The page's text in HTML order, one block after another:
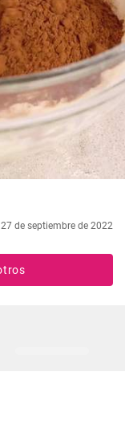
27 de septiembre de 2022